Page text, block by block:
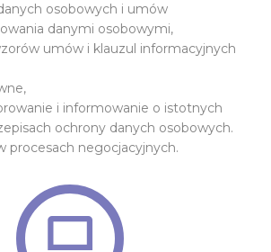
osobowych i umów
danymi osobowymi,
umów i klauzul informacyjnych
i informowanie o istotnych
ochrony danych osobowych.
procesach negocjacyjnych.